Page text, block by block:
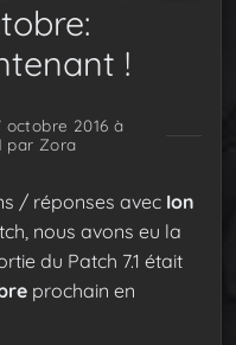
!
octobre 2016 à
par Zora
/ réponses avec Ion
nous avons eu la
du Patch 7.1 était
prochain en